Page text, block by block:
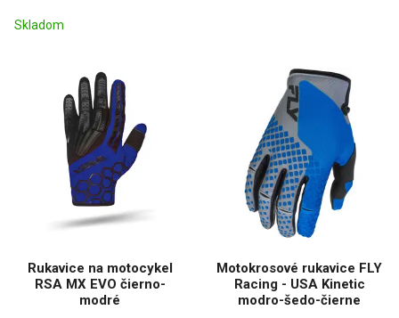
Skladom
Rukavice na motocykel
RSA MX EVO čierno-
modré
Motokrosové rukavice FLY
Racing - USA Kinetic
modro-šedo-čierne